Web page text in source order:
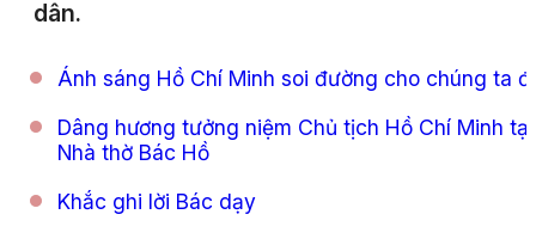
dân.
Ánh sáng Hồ Chí Minh soi đường cho chúng ta đi
Dâng hương tưởng niệm Chủ tịch Hồ Chí Minh tại
Nhà thờ Bác Hồ
Khắc ghi lời Bác dạy